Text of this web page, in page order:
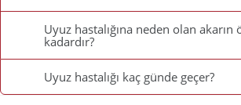
Uyuz hastalığına neden olan akarın
kadardır?
Uyuz hastalığı kaç günde geçer?